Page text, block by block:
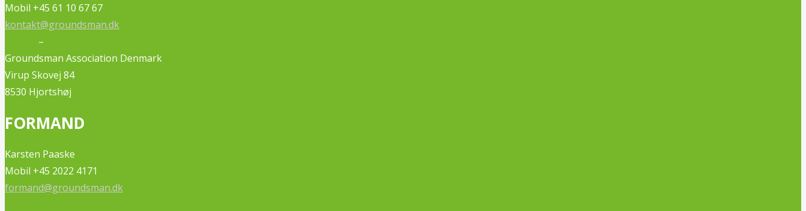
Mobil +45 61 10 67 67
kontakt@groundsman.dk
–
Groundsman Association Denmark
Virup Skovej 84
8530 Hjortshøj
FORMAND
Karsten Paaske
Mobil +45 2022 4171
formand@groundsman.dk